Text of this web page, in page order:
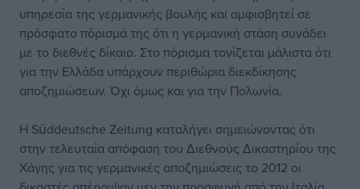
υπηρεσία της γερμανικής βουλής και αμφισβητεί σε
πρόσφατο πόρισμά της ότι η γερμανική στάση συνάδει
με το διεθνές δίκαιο. Στο πόρισμα τονίζεται μάλιστα ότι
για την Ελλάδα υπάρχουν περιθώρια διεκδίκησης
αποζημιώσεων. Όχι όμως και για την Πολωνία.
Η Süddeutsche Zeitung καταλήγει σημειώνοντας ότι
στην τελευταία απόφαση του Διεθνούς Δικαστηρίου της
Χάγης για τις γερμανικές αποζημιώσεις το 2012 οι